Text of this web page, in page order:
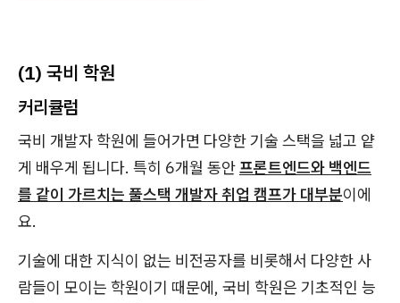
(1) 국비 학원
커리큘럼
국비 개발자 학원에 들어가면 다양한 기술 스택을 넓고 얕
게 배우게 됩니다. 특히 6개월 동안프론트엔드와 백엔드
를 같이 가르치는 풀스택 개발자 취업 캠프가 대부분이에
요.
기술에 대한 지식이 없는 비전공자를 비롯해서 다양한 사
람들이 모이는 학원이기 때문에, 국비 학원은 기초적인 능